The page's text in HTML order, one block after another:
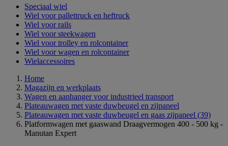
Speciaal wiel
Wiel voor pallettruck en heftruck
Wiel voor rails
Wiel voor steekwagen
Wiel voor trolley en rolcontainer
Wiel voor wagen en rolcontainer
Wielaccessoires
Home
Magazijn en werkplaats
Wagen en aanhanger voor industrieel transport
Plateauwagen met vaste duwbeugel en zijpaneel
Plateauwagen met vaste duwbeugel en gaas zijpaneel (39)
Platformwagen met gaaswand Draagvermogen 400 - 500 kg -
Manutan Expert